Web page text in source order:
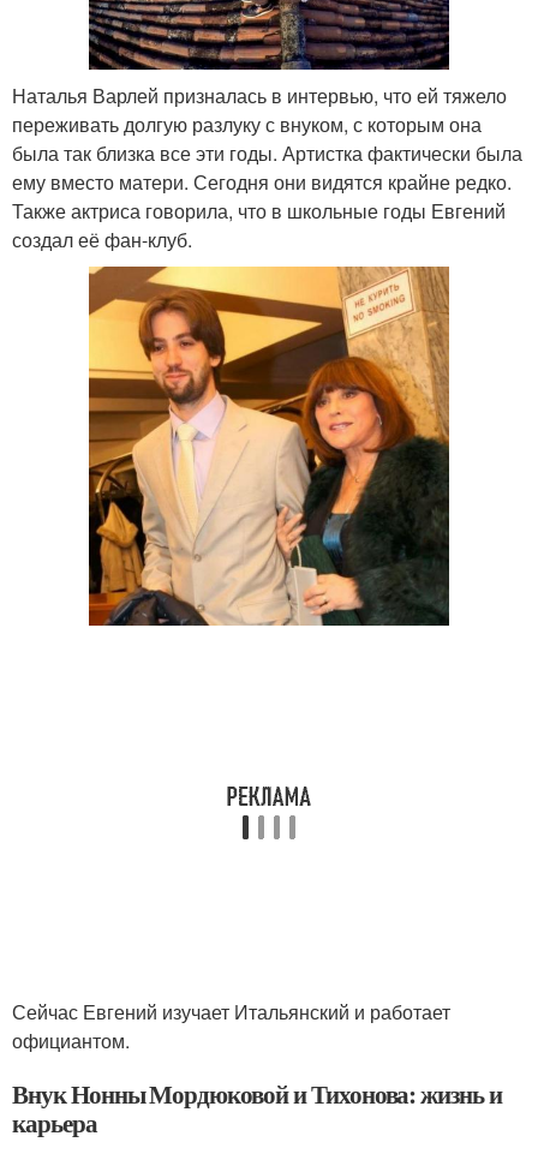
Наталья Варлей призналась в интервью, что ей тяжело
переживать долгую разлуку с внуком, с которым она
была так близка все эти годы. Артистка фактически была
ему вместо матери. Сегодня они видятся крайне редко.
Также актриса говорила, что в школьные годы Евгений
создал её фан-клуб.
Сейчас Евгений изучает Итальянский и работает
официантом.
Внук Нонны Мордюковой и Тихонова: жизнь и
карьера